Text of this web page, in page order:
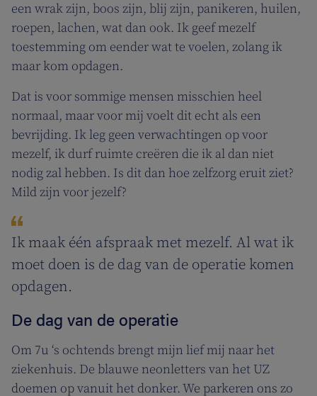
een wrak zijn, boos zijn, blij zijn, panikeren, huilen,
roepen, lachen, wat dan ook. Ik geef mezelf
toestemming om eender wat te voelen, zolang ik
maar kom opdagen.
Dat is voor sommige mensen misschien heel
normaal, maar voor mij voelt dit echt als een
bevrijding. Ik leg geen verwachtingen op voor
mezelf, ik durf ruimte creëren die ik al dan niet
nodig zal hebben. Is dit dan hoe zelfzorg eruit ziet?
Mild zijn voor jezelf?
Ik maak één afspraak met mezelf. Al wat ik
moet doen is de dag van de operatie komen
opdagen.
De dag van de operatie
Om 7u ‘s ochtends brengt mijn lief mij naar het
ziekenhuis. De blauwe neonletters van het UZ
doemen op vanuit het donker. We parkeren ons zo